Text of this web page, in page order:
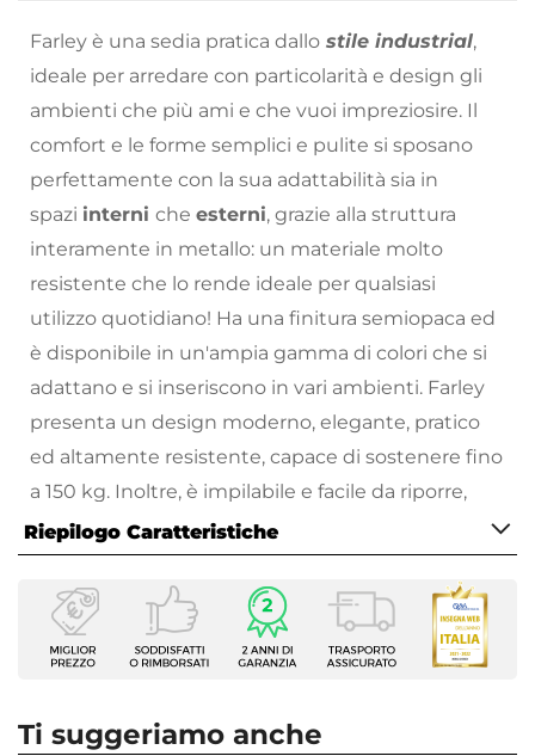
Farley è una sedia pratica dallo stile industrial,
ideale per arredare con particolarità e design gli
ambienti che più ami e che vuoi impreziosire. Il
comfort e le forme semplici e pulite si sposano
perfettamente con la sua adattabilità sia in
spazi interni che esterni, grazie alla struttura
interamente in metallo: un materiale molto
resistente che lo rende ideale per qualsiasi
utilizzo quotidiano! Ha una finitura semiopaca ed
è disponibile in un'ampia gamma di colori che si
adattano e si inseriscono in vari ambienti. Farley
presenta un design moderno, elegante, pratico
ed altamente resistente, capace di sostenere fino
a 150 kg. Inoltre, è impilabile e facile da riporre,
diventando così il complemento perfetto per
arredare qualsiasi ambiente, anche quelli più
ristretti.
Scegli subito il modello che fa per te e lasciati
Tutti i prodotti che vengono posizionati
Riepilogo Caratteristiche
Caratteristiche
Tipologia
Sedia da giardino
Ti suggeriamo anche